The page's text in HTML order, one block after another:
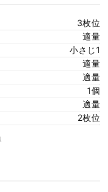
3枚位
適量
小さじ1
適量
適量
1個
適量
2枚位